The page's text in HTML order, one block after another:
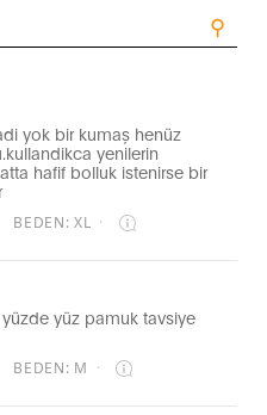
⚲
yok bir kumaş henüz
yenilerin
hafif bolluk istenirse bir
BEDEN: XL ·
yüz pamuk tavsiye
BEDEN: M ·